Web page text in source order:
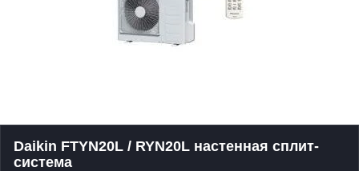
Daikin FTYN20L / RYN20L настенная сплит-
система